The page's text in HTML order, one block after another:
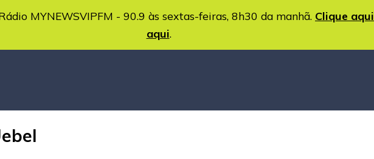
MYNEWSVIPFM - 90.9 às sextas-feiras, 8h30 da manhã. Clique aqui
aqui.